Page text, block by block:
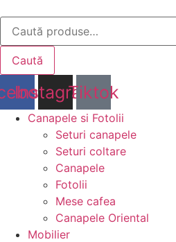
conținut
Caută
după:
Caută
Instagram
Tiktok
Canapele si Fotolii
Seturi canapele
Seturi coltare
Canapele
Fotolii
Mese cafea
Canapele Oriental
Mobilier